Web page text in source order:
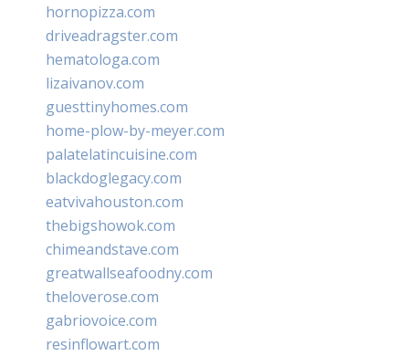
hornopizza.com
driveadragster.com
hematologa.com
lizaivanov.com
guesttinyhomes.com
home-plow-by-meyer.com
palatelatincuisine.com
blackdoglegacy.com
eatvivahouston.com
thebigshowok.com
chimeandstave.com
greatwallseafoodny.com
theloverose.com
gabriovoice.com
resinflowart.com